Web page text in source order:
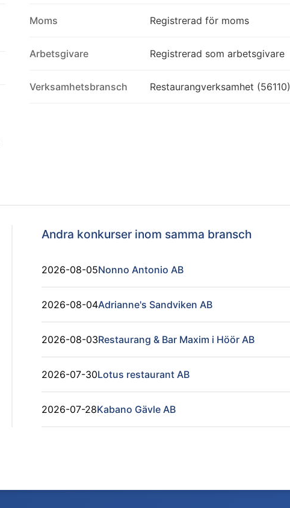
Moms Registrerad för moms
Arbetsgivare Registrerad som arbetsgivare
Verksamhetsbransch Restaurangverksamhet (56110)
Andra konkurser inom samma bransch
2026-08-05Nonno Antonio AB
2026-08-04Adrianne's Sandviken AB
2026-08-03Restaurang & Bar Maxim i Höör AB
2026-07-30Lotus restaurant AB
2026-07-28Kabano Gävle AB